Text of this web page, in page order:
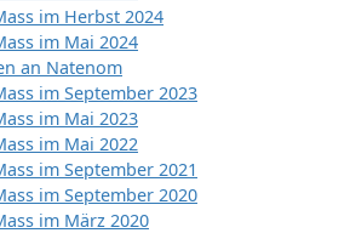
im Herbst 2024
im Mai 2024
an Natenom
im September 2023
im Mai 2023
im Mai 2022
im September 2021
im September 2020
im März 2020